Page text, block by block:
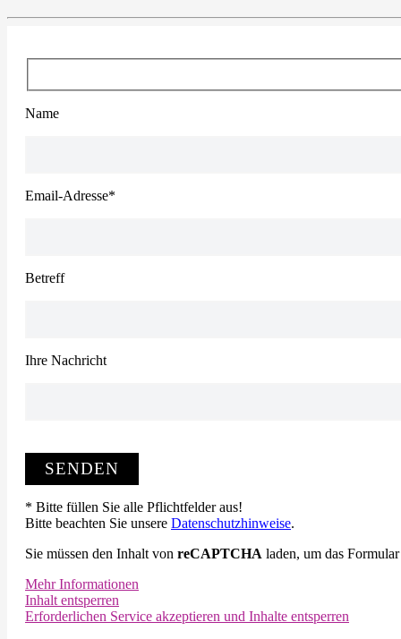
Name
Email-Adresse*
Betreff
Ihre Nachricht
* Bitte füllen Sie alle Pflichtfelder aus!
Bitte beachten Sie unsere Datenschutzhinweise.
Sie müssen den Inhalt von reCAPTCHA laden, um das
Mehr Informationen
Inhalt entsperren
Erforderlichen Service akzeptieren und Inhalte entsperren